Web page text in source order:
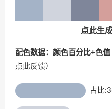
点此生
配色数据：颜色百分比+色值
点此反馈）
占比